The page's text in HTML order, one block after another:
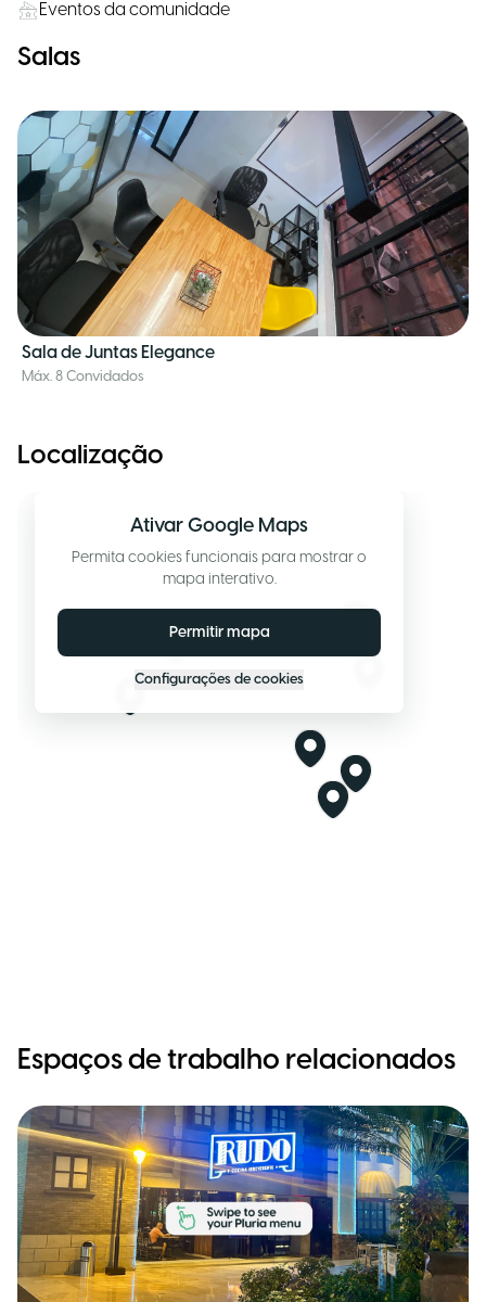
Eventos da comunidade
Salas
Sala de Juntas Elegance
Máx. 8 Convidados
Localização
Ativar Google Maps
Permita cookies funcionais para mostrar o
mapa interativo.
Permitir mapa
Configurações de cookies
Espaços de trabalho relacionados